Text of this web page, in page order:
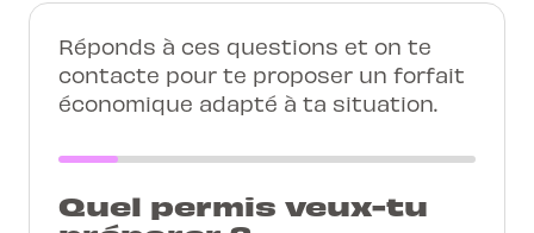
Réponds à ces questions et on te
contacte pour te proposer un forfait
économique adapté à ta situation.
Quel permis veux-tu